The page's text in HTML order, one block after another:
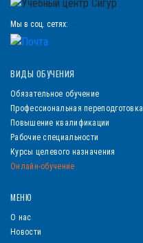
Мы в соц. сетях:
ВИДЫ ОБУЧЕНИЯ
Обязательное обучение
Профессиональная переподготовка
Повышение квалификации
Рабочие специальности
Курсы целевого назначения
Онлайн-обучение
МЕНЮ
О нас
Новости